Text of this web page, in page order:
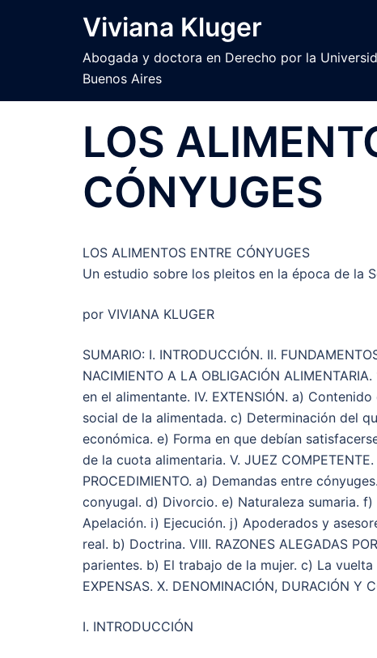
Viviana Kluger
Abogada y doctora en Derecho por la
Buenos Aires
LOS
CÓNYUGES
LOS ALIMENTOS ENTRE CÓNYUGES
Un estudio sobre los pleitos en la época de la
por VIVIANA KLUGER
SUMARIO: I. INTRODUCCIÓN. II.
NACIMIENTO A LA OBLIGACIÓN
en el alimentante. IV. EXTENSIÓN. a)
social de la alimentada. c) Determinación del
económica. e) Forma en que debían
de la cuota alimentaria. V. JUEZ
PROCEDIMIENTO. a) Demandas entre
conyugal. d) Divorcio. e) Naturaleza sumaria.
Apelación. i) Ejecución. j) Apoderados y
real. b) Doctrina. VIII. RAZONES ALEGADAS
parientes. b) El trabajo de la mujer. c) La
EXPENSAS. X. DENOMINACIÓN, DURACIÓN Y
I. INTRODUCCIÓN